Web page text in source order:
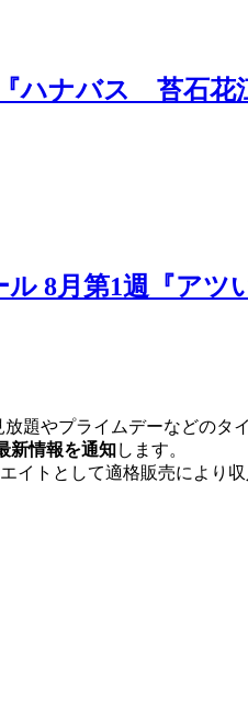
ハナバス 苔石花
8月第1週『アツ
題やプライムデーなどの
新情報を通知します。
イトとして適格販売により収